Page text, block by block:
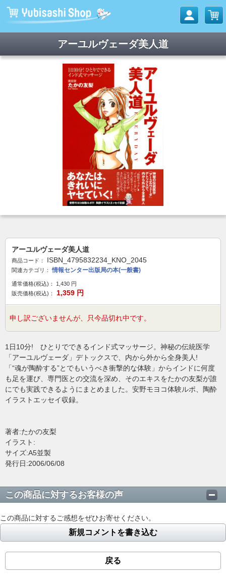
アーユルヴェーダ美人道
アーユルヴェーダ美人道
商品コード： ISBN_4795832234_KNO_2045
関連カテゴリ： 情報センター出版局の本(一般書)
通常価格(税込)： 1,430 円
販売価格(税込)：
1,359 円
申し訳ございませんが、只今品切れ中です。
1日10分! ひとりでできるインド式マッサージ。神秘の伝統医学
「アーユルヴェーダ」デトックスで、内から外から全身美人!
「“魂が陶酔する”とでもいうべき衝撃的な体験」からインドに何度
も足を運び、専門医との交流を深め、そのエキスをたかの友梨が誰
にでも実践できるようにまとめました。安野モヨコ体験ルポ、陶酔
イラストエッセイ収録。
著者:たかの友梨
イラスト:
サイズ:A5並製
発行日:2006/06/08
この商品に対するお客様の声
この商品に対するご感想をぜひお寄せください。
新規コメントを書き込む
戻る